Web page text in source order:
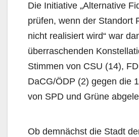
Die Initiative „Alternative
prüfen, wenn der Standort
nicht realisiert wird“ war
überraschenden
Stimmen von CSU (14),
DaCG/ÖDP (2) gegen die
von SPD und Grüne
Ob demnächst die Stadt